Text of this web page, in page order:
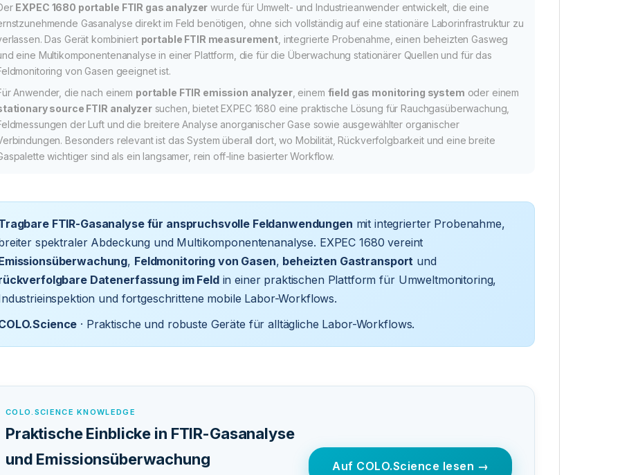
EXPEC 1680 portable FTIR gas analyzer wurde für Umwelt- und Industrieanwender entwickelt, die eine
Gasanalyse direkt im Feld benötigen, ohne sich vollständig auf eine stationäre Laborinfrastruktur zu
Das Gerät kombiniert portable FTIR measurement , integrierte Probenahme, einen beheizten Gasweg
eine Multikomponentenanalyse in einer Plattform, die für die Überwachung stationärer Quellen und für das
von Gasen geeignet ist.
Anwender, die nach einem portable FTIR emission analyzer, einem field gas monitoring system oder einem
source FTIR analyzersuchen, bietet EXPEC 1680 eine praktische Lösung für Rauchgasüberwachung,
der Luft und die breitere Analyse anorganischer Gase sowie ausgewählter organischer
Besonders relevant ist das System überall dort, wo Mobilität, Rückverfolgbarkeit und eine breite
wichtiger sind als ein langsamer, rein off-line basierter Workflow.
FTIR-Gasanalyse für anspruchsvolle Feldanwendungen mit integrierter Probenahme,
spektraler Abdeckung und Multikomponentenanalyse. EXPEC 1680 vereint
, Feldmonitoring von Gasen, beheizten Gastransport und
Datenerfassung im Feldin einer praktischen Plattform für Umweltmonitoring,
und fortgeschrittene mobile Labor-Workflows.
· Praktische und robuste Geräte für alltägliche Labor-Workflows.
COLO.SCIENCE KNOWLEDGE
Praktische Einblicke in FTIR-Gasanalyse
und Emissionsüberwachung
Auf COLO.Science lesen →